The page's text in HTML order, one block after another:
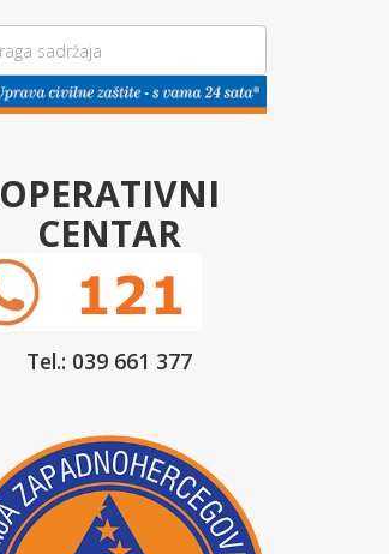
OPERATIVNI
CENTAR
Tel.: 039 661 377